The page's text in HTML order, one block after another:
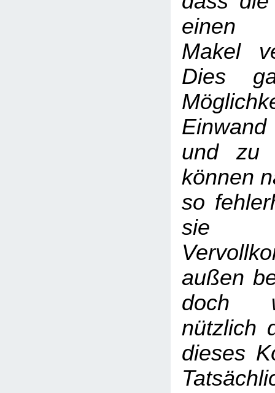
einen
Makel
Dies
und zu
können
so
sie
außen
doch
nützlich
dieses